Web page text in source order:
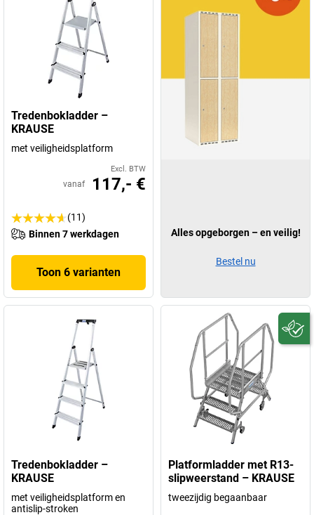
Tredenbokladder –
KRAUSE
met veiligheidsplatform
Excl. BTW
vanaf 117,- €
(11)
Binnen 7 werkdagen
Toon 6 varianten
Tredenbokladder –
KRAUSE
met veiligheidsplatform en
antislip-stroken
Platformladder met R13-
slipweerstand – KRAUSE
tweezijdig begaanbaar
Alles opgeborgen – en veilig!
Bestel nu